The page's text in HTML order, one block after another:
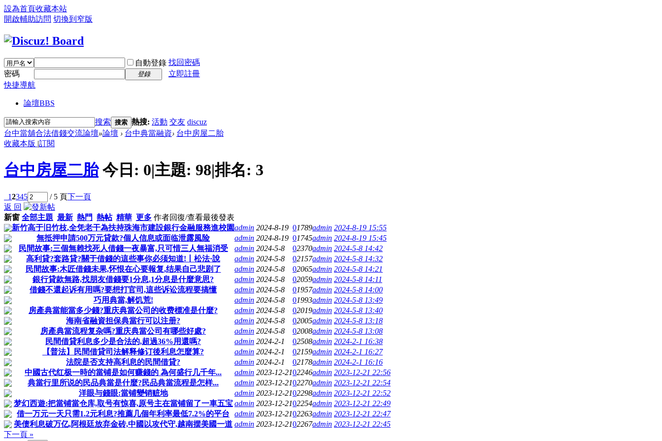
設為首頁收藏本站
開啟輔助訪問 切換到窄版
自動登錄 找回密碼
密碼
登錄
立即註冊
快捷導航
論壇BBS
搜索 搜索 熱搜: 活動 交友 discuz
台中當舖合法借錢交流論壇»論壇 › 台中典當融資› 台中房屋二胎
收藏本版 |訂閱
台中房屋二胎 今日: 0|主題: 98|排名: 3
12345 / 5 頁下一頁
返 回
新窗 全部主題 最新 熱門 熱帖 精華 更多 作者回復/查看最後發表
新竹高于旧竹枝,全凭老干為扶持珠海市建設銀行金融服務進校園admin 2024-8-19 01789admin 2024-8-19 15:55
無抵押申請500万元貸款?個人信息或面临泄露風险
admin 2024-8-19 01745admin 2024-8-19 15:45
民間故事:三個無赖找死人借錢一夜暴富,只可惜三人無福消受
admin 2024-5-8 02370admin 2024-5-8 14:42
高利貸?套路貸?關于借錢的這些事你必须知道!丨松法·說
admin 2024-5-8 02157admin 2024-5-8 14:32
民間故事:木匠借錢未果,怀恨在心要報复,结果自己悲剧了
admin 2024-5-8 02065admin 2024-5-8 14:21
銀行貸款無路,找朋友借錢要1分息,1分息是什麼意思?
admin 2024-5-8 02059admin 2024-5-8 14:11
借錢不還起诉有用嗎?要想打官司,這些诉讼流程要搞懂
admin 2024-5-8 01957admin 2024-5-8 14:00
巧用典當,解饥荒!
admin 2024-5-8 01993admin 2024-5-8 13:49
房產典當能當多少錢?重庆典當公司的收费標准是什麼?
admin 2024-5-8 02019admin 2024-5-8 13:40
海南省融資担保典當行可以注册?
admin 2024-5-8 02005admin 2024-5-8 13:18
房產典當流程复杂嗎?重庆典當公司有哪些好處?
admin 2024-5-8 02008admin 2024-5-8 13:08
民間借貸利息多少是合法的,超過36%用還嗎?
admin 2024-2-1 02508admin 2024-2-1 16:38
【普法】民間借貸司法解释修订後利息怎麼算?
admin 2024-2-1 02159admin 2024-2-1 16:27
法院是否支持高利息的民間借貸?
admin 2024-2-1 02178admin 2024-2-1 16:16
中國古代红极一時的當铺是如何赚錢的 為何盛行几千年...
admin 2023-12-2102246admin 2023-12-21 22:56
典當行里所说的民品典當是什麼?民品典當流程是怎样...
admin 2023-12-2102270admin 2023-12-21 22:54
洋眼与錢眼:當铺變销赃地
admin 2023-12-2102298admin 2023-12-21 22:52
梦幻西遊:把當铺當仓库,取号有惊喜,原号主在當铺留了一車五宝 admin 2023-12-2102254admin 2023-12-21 22:49
借一万元一天只需1.2元利息?推薦几個年利率最低7.2%的平台
admin 2023-12-2102263admin 2023-12-21 22:47
美债利息破万亿,阿根廷放弃金砖,中國以攻代守,越南摆美國一道 admin 2023-12-2102267admin 2023-12-21 22:45
下一頁 »